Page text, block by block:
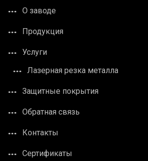
О заводе
Продукция
Услуги
Лазерная резка металла
Защитные покрытия
Обратная связь
Контакты
Сертификаты